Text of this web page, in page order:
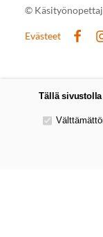
©
Evästeet
Tällä sivustolla
Valitse